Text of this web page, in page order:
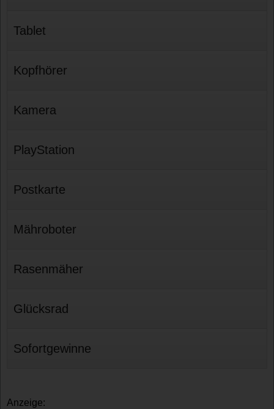
Tablet
Kopfhörer
Kamera
PlayStation
Postkarte
Mähroboter
Rasenmäher
Glücksrad
Sofortgewinne
Anzeige: